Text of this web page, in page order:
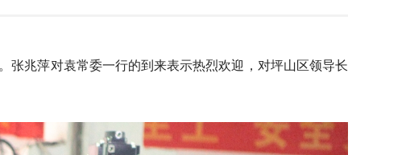
兆萍对袁常委一行的到来表示热烈欢迎，对坪山区领导长